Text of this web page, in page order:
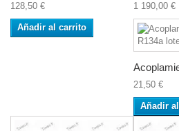
128,50 €
Añadir al carrito
1 190,00 €
21,50 €
Añadir